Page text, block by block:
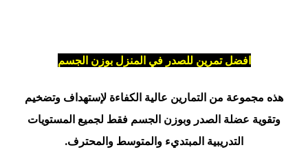
افضل تمرين للصدر في المنزل بوزن الجسم
هذه مجموعة من التمارين عالية الكفاءة لإستهداف وتضخيم
وتقوية عضلة الصدر وبوزن الجسم فقط لجميع المستويات
التدريبية المبتديء والمتوسط والمحترف.